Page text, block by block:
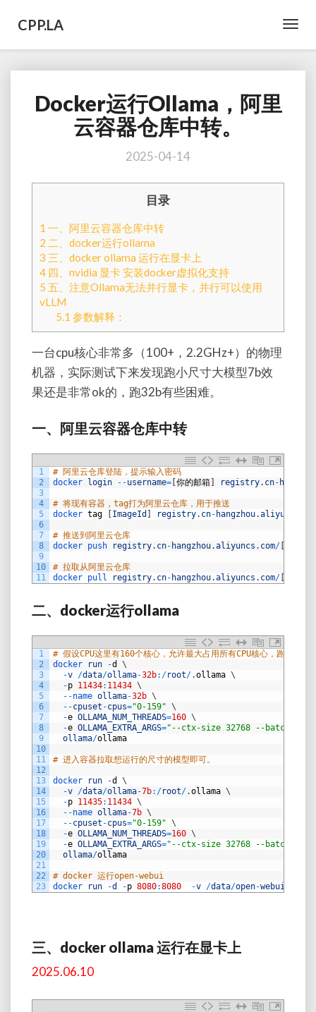
CPP.LA
Docker
运
行
阿
云
容
器
仓
库
中
转。
Docker运行Ollama，阿里
云容器仓库中转。
2025-04-14
目录
1 一、阿里云容器仓库中转
2 二、docker运行ollama
3 三、docker ollama 运行在显卡上
4 四、nvidia 显卡 安装docker虚拟化支持
5 五、注意Ollama无法并行显卡，并行可以使用
vLLM
5.1 参数解释：
一台cpu核心非常多（100+，2.2GHz+）的物理
机器，实际测试下来发现跑小尺寸大模型7b效
果还是非常ok的，跑32b有些困难。
一、阿里云容器仓库中转
1
2
3
4
5
6
7
8
9
10
11
# 阿里云仓库登陆，提示输入密码
docker
login --username= 你的邮箱 registry. cn-
# 将现有容器，tag打为阿里云仓库，用于推送
docker tag ImageId registry. cn- hangzhou.aliyuncs
# 推送到阿里云仓库
docker push registry. cn- hangzhou.aliyuncs . com/
# 拉取从阿里云仓库
docker pull registry. cn- hangzhou.aliyuncs . com/
二、docker运行ollama
1
2
3
4
5
6
7
8
9
10
11
12
13
14
15
16
17
18
19
20
21
22
23
# 假设CPU这里有160个核心，允许最大占用所有CPU核心，跑32b
docker
run -d
\
-v /data/ollama-32b: /root/.ollama \
-p 11434: 11434 \
--name ollama-32b \
--cpuset -cpus="0-159" \
-e OLLAMA_NUM_THREADS=160 \
-e OLLAMA_EXTRA_ARGS="--ctx-size 32768 --batch-size
ollama/ollama
# 进入容器拉取想运行的尺寸的模型即可。
docker run -d
\
-v /data/ollama-7b: /root/.ollama \
-p 11435: 11434 \
--name ollama-7b \
--cpuset -cpus="0-159" \
-e OLLAMA_NUM_THREADS=160 \
-e OLLAMA_EXTRA_ARGS="--ctx-size 32768 --batch-size
ollama/ollama
# docker 运行open-webui
docker
run -d -p 8080:8080 -v /data/open-webui
三、docker ollama 运行在显卡上
2025.06.10